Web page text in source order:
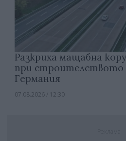
Разкриха мащабна
при строителството
Германия
07.08.2026 / 12:30